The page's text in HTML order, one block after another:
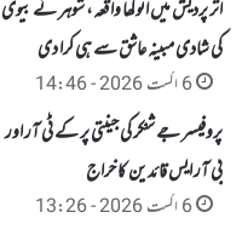
اتر پردیش میں انوکھا واقعہ، شوہر نے بیوی
کی شادی مبینہ عاشق سے ہی کرا دی
6 اگست 2026 - 14:46
پروفیسر جے شنکر کی جینتی پر کے ٹی آر اور
بی آر ایس قائدین کا خراج
6 اگست 2026 - 13:26